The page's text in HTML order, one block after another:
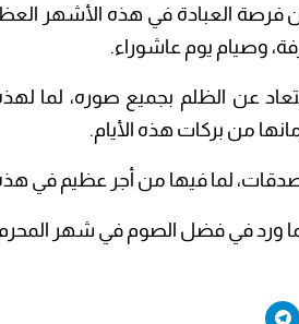
فرصة العبادة في هذه الأشهر
وصيام يوم عاشوراء.
عن الظلم بجميع صوره، لما
من بركات هذه الأيام.
لما فيها من أجر عظيم في هذه
ورد في فضل الصوم في شهر